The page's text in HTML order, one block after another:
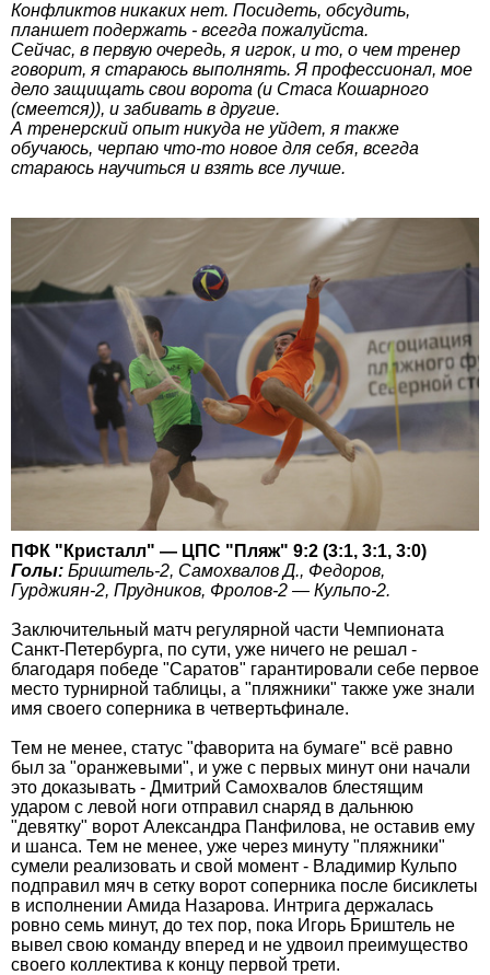
Конфликтов никаких нет. Посидеть, обсудить,
планшет подержать - всегда пожалуйста.
Сейчас, в первую очередь, я игрок, и то, о чем тренер
говорит, я стараюсь выполнять. Я профессионал, мое
дело защищать свои ворота (и Стаса Кошарного
(смеется)), и забивать в другие.
А тренерский опыт никуда не уйдет, я также
обучаюсь, черпаю что-то новое для себя, всегда
стараюсь научиться и взять все лучше.
ПФК "Кристалл" — ЦПС "Пляж" 9:2 (3:1, 3:1, 3:0)
Голы: Бриштель-2, Самохвалов Д., Федоров,
Гурджиян-2, Прудников, Фролов-2 — Кульпо-2.
Заключительный матч регулярной части Чемпионата
Санкт-Петербурга, по сути, уже ничего не решал -
благодаря победе "Саратов" гарантировали себе первое
место турнирной таблицы, а "пляжники" также уже знали
имя своего соперника в четвертьфинале.
Тем не менее, статус "фаворита на бумаге" всё равно
был за "оранжевыми", и уже с первых минут они начали
это доказывать - Дмитрий Самохвалов блестящим
ударом с левой ноги отправил снаряд в дальнюю
"девятку" ворот Александра Панфилова, не оставив ему
и шанса. Тем не менее, уже через минуту "пляжники"
сумели реализовать и свой момент - Владимир Кульпо
подправил мяч в сетку ворот соперника после бисиклеты
в исполнении Амида Назарова. Интрига держалась
ровно семь минут, до тех пор, пока Игорь Бриштель не
вывел свою команду вперед и не удвоил преимущество
своего коллектива к концу первой трети.